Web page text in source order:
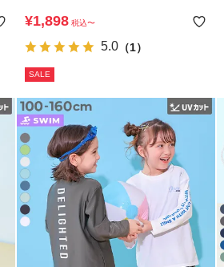
¥1,898 税込〜
5.0（1）
SALE